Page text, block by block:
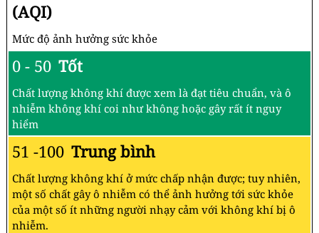
(AQI)
Mức độ ảnh hưởng sức khỏe
0 - 50 Tốt
Chất lượng không khí được xem là đạt tiêu chuẩn, và ô
nhiễm không khí coi như không hoặc gây rất ít nguy
hiểm
51 -100 Trung bình
Chất lượng không khí ở mức chấp nhận được; tuy nhiên,
một số chất gây ô nhiễm có thể ảnh hưởng tới sức khỏe
của một số ít những người nhạy cảm với không khí bị ô
nhiễm.